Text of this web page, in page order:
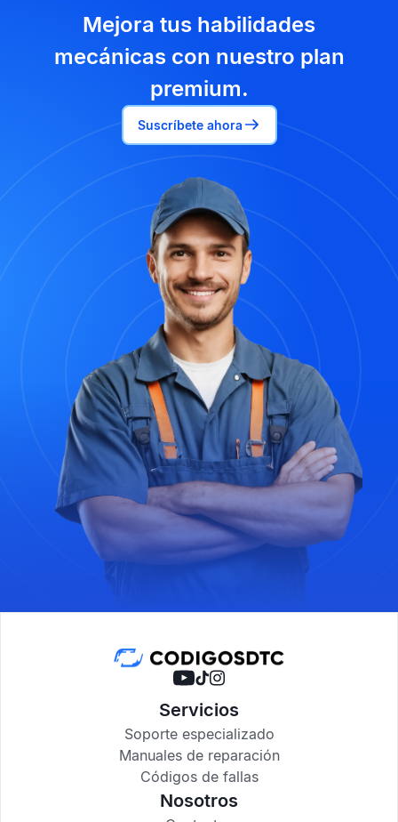
Mejora tus habilidades
mecánicas con nuestro plan
premium.
Suscríbete ahora
Servicios
Soporte especializado
Manuales de reparación
Códigos de fallas
Nosotros